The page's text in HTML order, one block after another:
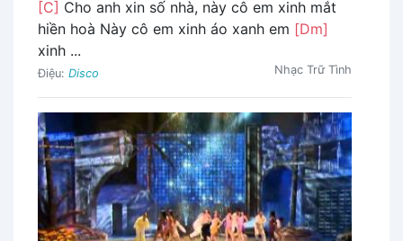
[C] Cho anh xin số nhà, này cô em xinh mắt
hiền hoà Này cô em xinh áo xanh em [Dm]
xinh ...
Điệu: Disco Nhạc Trữ Tình